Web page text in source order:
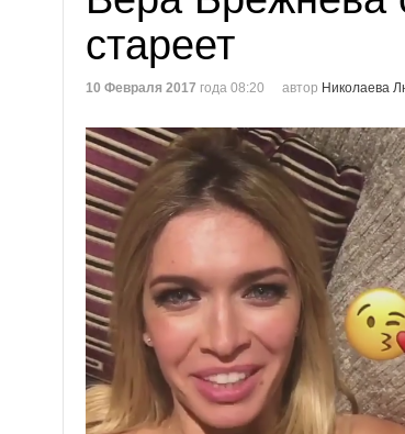
стареет
10 Февраля 2017 года 08:20 автор Николаева